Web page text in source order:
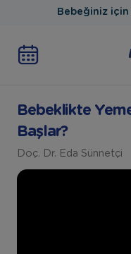
Bebeğiniz
Bebeklikte
Başlar?
Doç. Dr. Eda Sünnetçi